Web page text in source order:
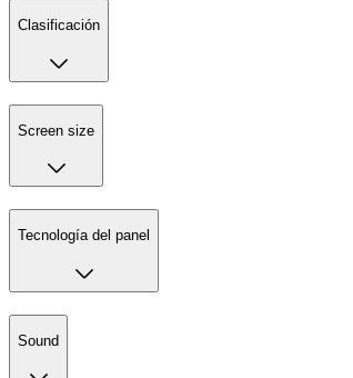
Clasificación
Screen size
Tecnología del panel
Sound